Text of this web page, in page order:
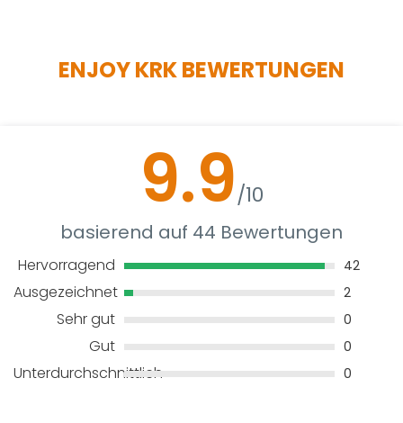
ENJOY KRK BEWERTUNGEN
9.9/10
basierend auf 44 Bewertungen
Hervorragend 42
Ausgezeichnet 2
Sehr gut 0
Gut 0
Unterdurchschnittlich 0